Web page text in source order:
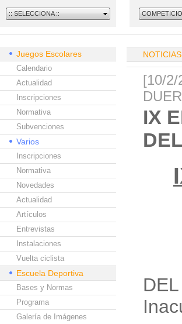
:: SELECCIONA ::
Juegos Escolares
Calendario
Actualidad
Inscripciones
Normativa
Subvenciones
Varios
Inscripciones
Normativa
Novedades
Actualidad
Artículos
Entrevistas
Instalaciones
Vuelta ciclista
Escuela Deportiva
Bases y Normas
Programa
Galería de Imágenes
[10/2/
IX